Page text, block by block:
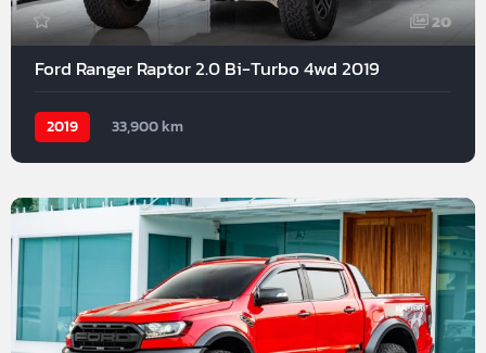
20
Ford Ranger Raptor 2.0 Bi-Turbo 4wd 2019
2019 33,900 km